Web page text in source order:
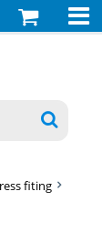


fiting